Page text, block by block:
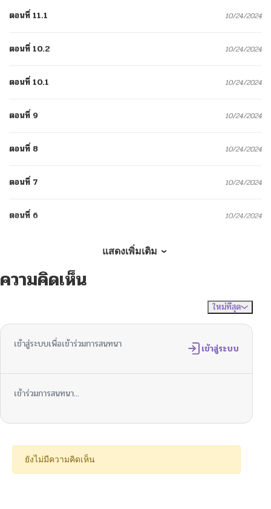
ตอนที่ 11.1 10/24/2024
ตอนที่ 10.2 10/24/2024
ตอนที่ 10.1 10/24/2024
ตอนที่ 9 10/24/2024
ตอนที่ 8 10/24/2024
ตอนที่ 7 10/24/2024
ตอนที่ 6 10/24/2024
ตอนที่ 4
10/24/2024
ตอนที่ 2 10/24/2024
แสดงเพิ่มเติม
ความคิดเห็น
ใหม่ที่สุด
เข้าสู่ระบบเพื่อเข้าร่วมการสนทนา เข้าสู่ระบบ
เข้าร่วมการสนทนา...
ยังไม่มีความคิดเห็น